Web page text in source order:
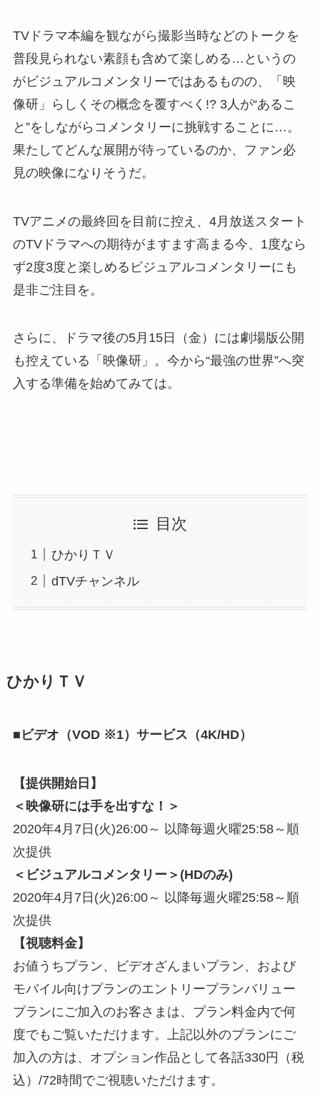
TVドラマ本編を観ながら撮影当時などのトークを
普段見られない素顔も含めて楽しめる…というの
がビジュアルコメンタリーではあるものの、「映
像研」らしくその概念を覆すべく!? 3人が“あるこ
と”をしながらコメンタリーに挑戦することに…。
果たしてどんな展開が待っているのか、ファン必
見の映像になりそうだ。
TVアニメの最終回を目前に控え、4月放送スタート
のTVドラマへの期待がますます高まる今、1度なら
ず2度3度と楽しめるビジュアルコメンタリーにも
是非ご注目を。
さらに、ドラマ後の5月15日（金）には劇場版公開
も控えている「映像研」。今から“最強の世界”へ突
入する準備を始めてみては。
目次
ひかりＴＶ
dTVチャンネル
ひかりＴＶ
■ビデオ（VOD ※1）サービス（4K/HD）
【提供開始日】
＜映像研には手を出すな！＞
2020年4月7日(火)26:00～ 以降毎週火曜25:58～順
次提供
＜ビジュアルコメンタリー＞(HDのみ)
2020年4月7日(火)26:00～ 以降毎週火曜25:58～順
次提供
【視聴料金】
お値うちプラン、ビデオざんまいプラン、および
モバイル向けプランのエントリープランバリュー
プランにご加入のお客さまは、プラン料金内で何
度でもご覧いただけます。上記以外のプランにご
加入の方は、オプション作品として各話330円（税
込）/72時間でご視聴いただけます。